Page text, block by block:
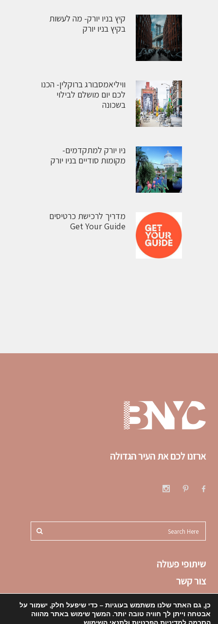
קיץ בניו יורק- מה לעשות
בקיץ בניו יורק
וויליאמסבורג ברוקלין- הכנו
לכם יום מושלם לבילוי
בשכונה
ניו יורק למתקדמים-
מקומות סודיים בניו יורק
מדריך לרכישת כרטיסים
Get Your Guide
ארזנו לכם את העיר הגדולה
שיתופי פעולה
צור קשר
תקנון
הצהרת נגישות
כן, גם האתר שלנו משתמש בעוגיות – כדי שיפעל חלק, ישמור על
אבטחה וייתן לך חוויה טובה יותר. המשך שימוש באתר מהווה